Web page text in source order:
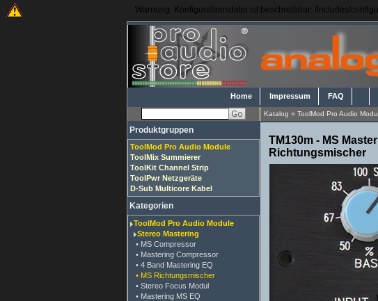
Warnung: Konfigurationsdatei ist beschreibbar: /includes/
Home Impressum FAQ
Katalog » ToolMod Pro Audio
Produktgruppen
ToolMod Pro Audio Module
ToolMix Summierer
ToolKit Channel Strip
ToolPwr Netzgeräte
D-Sub Multicore Kabel
Kategorien
ToolMod Pro Audio Module
Stereo Mastering
• MS Compressor
• Mastering Compressor
• 4 Band Mastering EQ
• MS Richtungsmischer
• Stereo Focus Modul
• Mastering MS EQ
TM130m - MS
Richtungsmischer